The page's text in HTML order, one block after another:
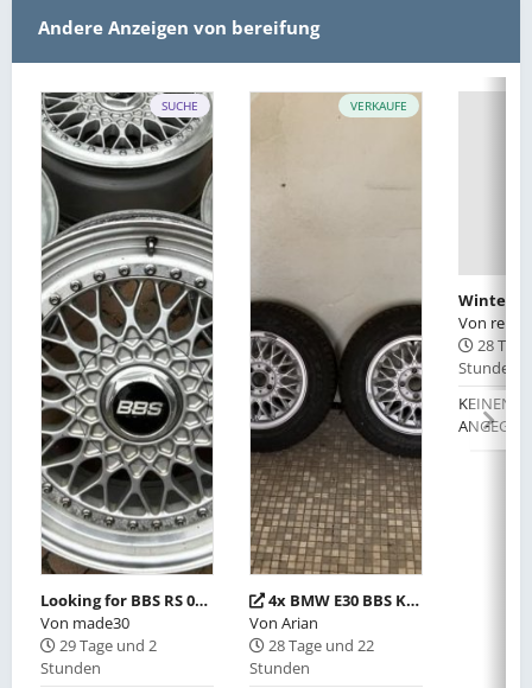
Andere Anzeigen von bereifung
SUCHE
Looking for BBS RS 003 + 004
Von made30
29 Tage und 2
Stunden
VERKAUFE
4x BMW E30 BBS Kreuzspeiche 6,5x14 Zoll Lochkreis 4x100
Von Arian
28 Tage und 22
Stunden
Von
28
Stunden
KEINEN